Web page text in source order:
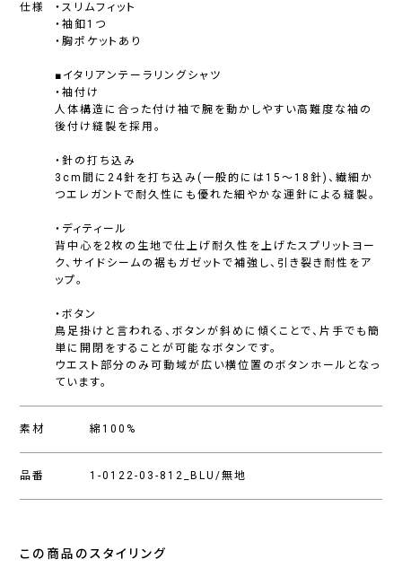
仕様
・スリムフィット
・袖釦1つ
・胸ポケットあり
■イタリアンテーラリングシャツ
・袖付け
人体構造に合った付け袖で腕を動かしやすい高難度な袖の
後付け縫製を採用。
・針の打ち込み
3cm間に24針を打ち込み(一般的には15〜18針)、繊細か
つエレガントで耐久性にも優れた細やかな運針による縫製。
・ディティール
背中心を2枚の生地で仕上げ耐久性を上げたスプリットヨー
ク、サイドシームの裾もガゼットで補強し、引き裂き耐性をア
ップ。
・ボタン
鳥足掛けと言われる、ボタンが斜めに傾くことで、片手でも簡
単に開閉をすることが可能なボタンです。
ウエスト部分のみ可動域が広い横位置のボタンホールとなっ
ています。
素材 綿100%
品番 1-0122-03-812_BLU/無地
この商品のスタイリング